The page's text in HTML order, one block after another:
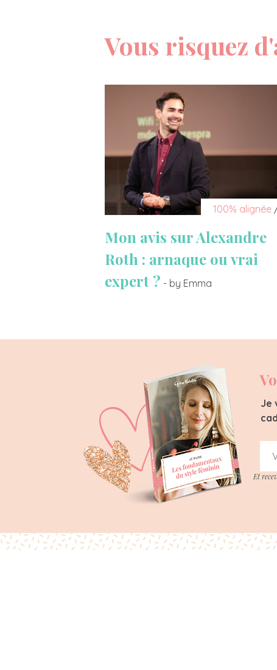
Vous risquez
100% alignée
Mon avis sur Alexandre
Roth : arnaque ou vrai
expert ? - by Emma
Je
Et